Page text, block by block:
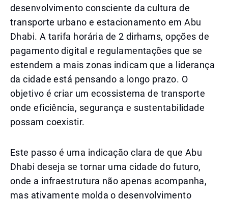
desenvolvimento consciente da cultura de
transporte urbano e estacionamento em Abu
Dhabi. A tarifa horária de 2 dirhams, opções de
pagamento digital e regulamentações que se
estendem a mais zonas indicam que a liderança
da cidade está pensando a longo prazo. O
objetivo é criar um ecossistema de transporte
onde eficiência, segurança e sustentabilidade
possam coexistir.
Este passo é uma indicação clara de que Abu
Dhabi deseja se tornar uma cidade do futuro,
onde a infraestrutura não apenas acompanha,
mas ativamente molda o desenvolvimento